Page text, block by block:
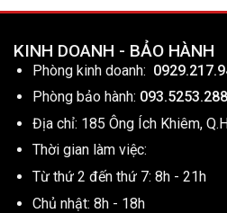
KINH DOANH - BẢO HÀNH
Phòng kinh doanh:
Phòng bảo hành: 093.5253.288
Địa chỉ: 185 Ông Ích Khiêm,
Thời gian làm việc:
Từ thứ 2 đến thứ 7: 8h - 21h
Chủ nhật: 8h - 18h